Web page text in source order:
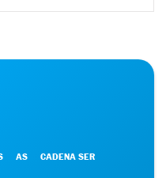
AS CADENA SER